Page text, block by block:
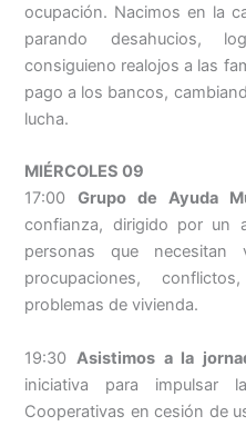
ocupación. Nacimos en la
parando desahucios,
consiguieno realojos a las
pago a los bancos,
lucha.
MIÉRCOLES 09
17:00Grupo de Ayuda
confianza, dirigido por un
personas que necesitan
procupaciones,
problemas de vivienda.
19:30 Asistimos a la
iniciativa para impulsar
Cooperativas en cesión de